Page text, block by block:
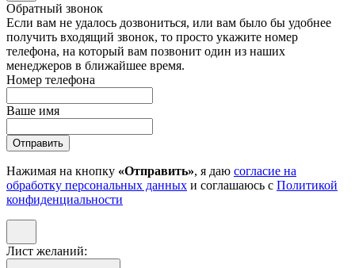
Обратный звонок
Если вам не удалось дозвониться, или вам было бы удобнее
получить входящий звонок, то просто укажите номер
телефона, на который вам позвонит один из наших
менеджеров в ближайшее время.
Номер телефона
Ваше имя
Отправить
Нажимая на кнопку «Отправить», я даю согласие на
обработку персональных данных и соглашаюсь с Политикой
конфиденциальности
Лист желаний: